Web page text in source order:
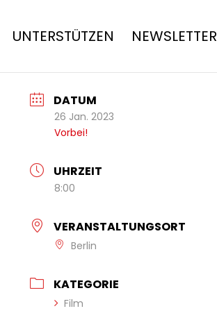
UNTERSTÜTZEN NEWSLETTER
DATUM
26 Jan. 2023
Vorbei!
UHRZEIT
8:00
VERANSTALTUNGSORT
Berlin
KATEGORIE
Film